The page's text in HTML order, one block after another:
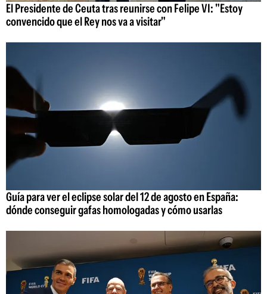
El Presidente de Ceuta tras reunirse con Felipe VI: "Estoy
convencido que el Rey nos va a visitar"
Guía para ver el eclipse solar del 12 de agosto en España:
dónde conseguir gafas homologadas y cómo usarlas